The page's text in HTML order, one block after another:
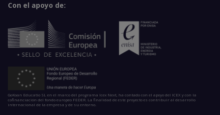
Con el apoyo de:
GoKoan Educatio SL en el marco del programa Icex Next, ha contado con el apoyo del ICEX y con la
cofinanciación del fondo europeo FEDER. La finalidad de este proyecto es contribuir al desarrollo
internacional de la empresa y de su entorno.